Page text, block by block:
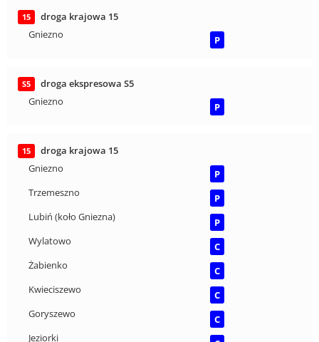
15
droga krajowa 15
Gniezno
P
S5
droga ekspresowa S5
Gniezno
P
15
droga krajowa 15
Gniezno
P
Trzemeszno
P
Lubiń (koło Gniezna)
P
Wylatowo
C
Żabienko
C
Kwieciszewo
C
Goryszewo
C
Jeziorki